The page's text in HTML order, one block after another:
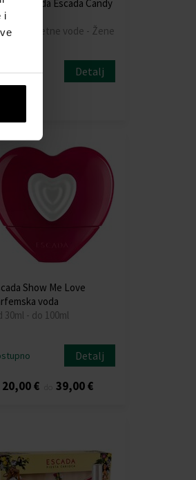
i
voda Escada Candy
- Toaletne vode - Žene
Detalj
Show Me Love
voda
30ml - do 100ml
Detalj
20,00 € 39,00 €